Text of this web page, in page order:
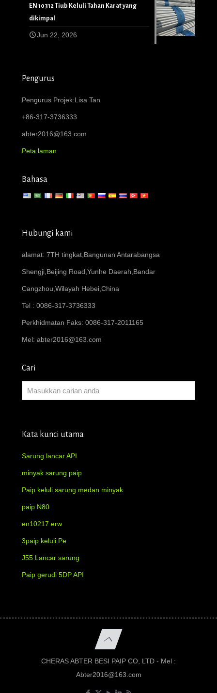
EN 10312 Tiub Keluli Tahan Karat yang
dikimpal
Jun 22, 2026
Pengurus
Pengurus Projek:Lisa Tan
+86-317-3736333
abter2016@163.com
Peta laman
Bahasa
Hubungi kami
alamat: 7TH tingkat,Bangunan Antarabangsa
Shengji,Beijing Road,Yunhe Daerah,Bandar
Cangzhou,Wilayah Hebei,China
Tel : 0086-317-3736333
Perkhidmatan Faks: 0086-317-2011165
Mel: abter2016@163.com
Cari
Kata kunci utama
Sarung lancar API
minyak sarung paip
Paip keluli sarung medan minyak
paip N80
en10217 erw
3paip keluli Pe
J55 Lancar sarung
Paip gerudi 5DP API
CHERAS ABTER BESI PAIP CO, LTD - Mel :
Abter2016@163.com